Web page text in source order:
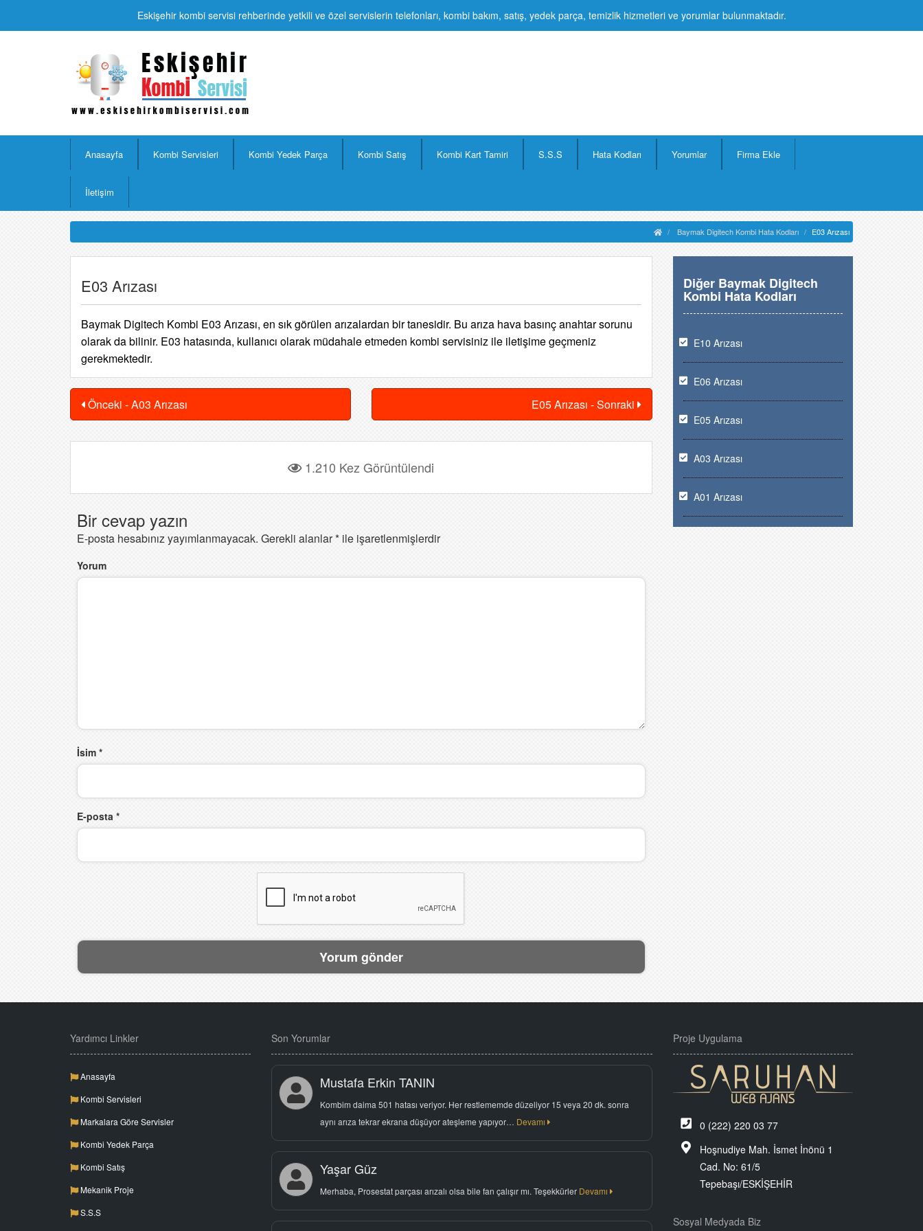
Eskişehir kombi servisi rehberinde yetkili ve özel servislerin telefonları, kombi bakım, satış, yedek parça, temizlik hizmetleri ve yorumlar bulunmaktadır.
Anasayfa Kombi Servisleri Kombi Yedek Parça Kombi Satış Kombi Kart Tamiri S.S.S Hata Kodları Yorumlar Firma Ekle
İletişim
Baymak Digitech Kombi Hata Kodları E03 Arızası
E03 Arızası
Baymak Digitech Kombi E03 Arızası, en sık görülen arızalardan bir tanesidir. Bu arıza hava basınç anahtar sorunu
olarak da bilinir. E03 hatasında, kullanıcı olarak müdahale etmeden kombi servisiniz ile iletişime geçmeniz
gerekmektedir.
Önceki - A03 Arızası E05 Arızası - Sonraki
1.210 Kez Görüntülendi
Bir cevap yazın
E-posta hesabınız yayımlanmayacak. Gerekli alanlar* ile işaretlenmişlerdir
Yorum
İsim *
E-posta *
Diğer Baymak Digitech
Kombi Hata Kodları
E10 Arızası
E06 Arızası
E05 Arızası
A03 Arızası
A01 Arızası
Yardımcı Linkler
Anasayfa
Kombi Servisleri
Markalara Göre Servisler
Kombi Yedek Parça
Kombi Satış
Mekanik Proje
S.S.S
Son Yorumlar
Mustafa Erkin TANIN
Kombim daima 501 hatası veriyor. Her restlememde düzeliyor 15 veya 20 dk. sonra
aynı arıza tekrar ekrana düşüyor ateşleme yapıyor… Devamı
Yaşar Güz
Merhaba, Prosestat parçası arızalı olsa bile fan çalışır mı. Teşekkürler Devamı
Proje Uygulama
0 (222) 220 03 77
Hoşnudiye Mah. İsmet İnönü 1
Cad. No: 61/5
Tepebaşı/ESKİŞEHİR
Sosyal Medyada Biz